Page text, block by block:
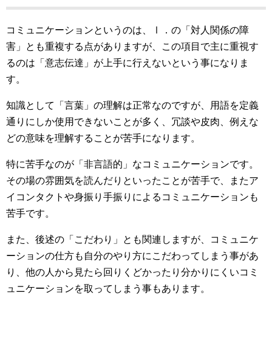
コミュニケーションというのは、Ⅰ．の「対人関係の障
害」とも重複する点がありますが、この項目で主に重視す
るのは「意志伝達」が上手に行えないという事になりま
す。
知識として「言葉」の理解は正常なのですが、用語を定義
通りにしか使用できないことが多く、冗談や皮肉、例えな
どの意味を理解することが苦手になります。
特に苦手なのが「非言語的」なコミュニケーションです。
その場の雰囲気を読んだりといったことが苦手で、またア
イコンタクトや身振り手振りによるコミュニケーションも
苦手です。
また、後述の「こだわり」とも関連しますが、コミュニケ
ーションの仕方も自分のやり方にこだわってしまう事があ
り、他の人から見たら回りくどかったり分かりにくいコミ
ュニケーションを取ってしまう事もあります。